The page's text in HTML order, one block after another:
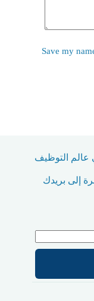
Save my
التوظيف
إلى بريدك